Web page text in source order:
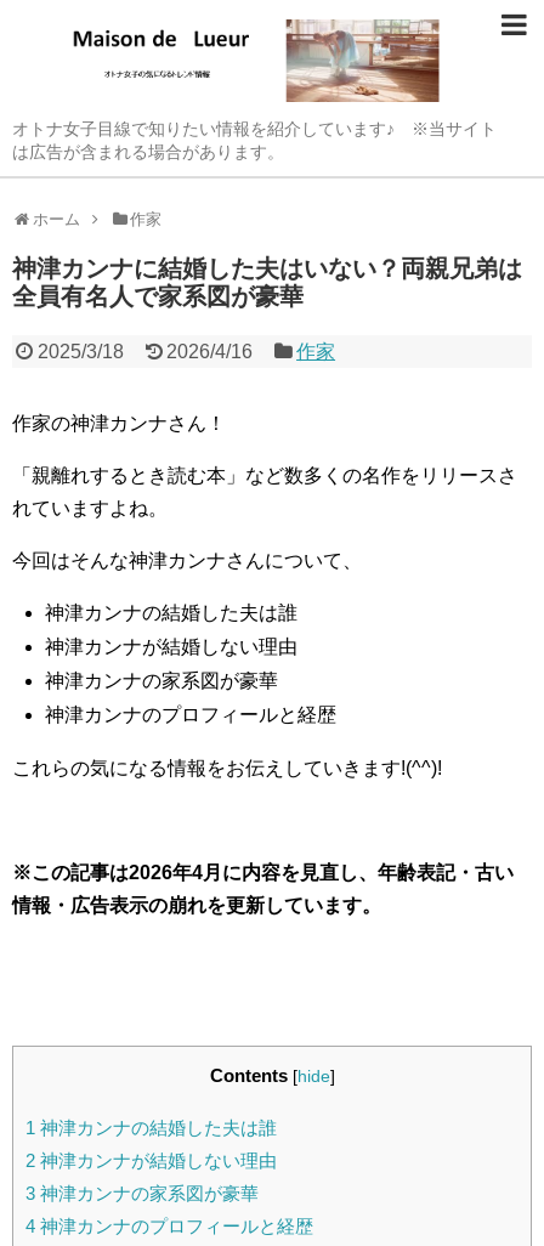
オトナ女子目線で知りたい情報を紹介しています♪ ※当サイト
は広告が含まれる場合があります。
ホーム 作家
神津カンナに結婚した夫はいない？両親兄弟は
全員有名人で家系図が豪華
2025/3/18 2026/4/16 作家
作家の神津カンナさん！
「親離れするとき読む本」など数多くの名作をリリースさ
れていますよね。
今回はそんな神津カンナさんについて、
神津カンナの結婚した夫は誰
神津カンナが結婚しない理由
神津カンナの家系図が豪華
神津カンナのプロフィールと経歴
これらの気になる情報をお伝えしていきます!(^^)!
※この記事は2026年4月に内容を見直し、年齢表記・古い
情報・広告表示の崩れを更新しています。
Contents [hide]
1 神津カンナの結婚した夫は誰
2 神津カンナが結婚しない理由
3 神津カンナの家系図が豪華
4 神津カンナのプロフィールと経歴